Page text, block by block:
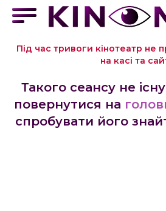
Під час тривоги кінотеатр не
на касі та
Такого сеансу не
повернутися на
спробувати його